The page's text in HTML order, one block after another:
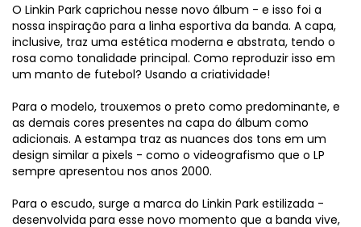
O Linkin Park caprichou nesse novo álbum - e isso foi a
nossa inspiração para a linha esportiva da banda. A capa,
inclusive, traz uma estética moderna e abstrata, tendo o
rosa como tonalidade principal. Como reproduzir isso em
um manto de futebol? Usando a criatividade!
Para o modelo, trouxemos o preto como predominante, e
as demais cores presentes na capa do álbum como
adicionais. A estampa traz as nuances dos tons em um
design similar a pixels - como o videografismo que o LP
sempre apresentou nos anos 2000.
Para o escudo, surge a marca do Linkin Park estilizada -
desenvolvida para esse novo momento que a banda vive,